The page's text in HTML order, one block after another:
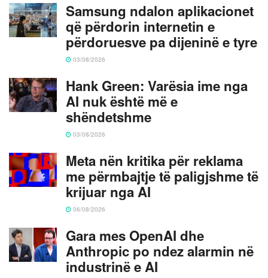
Samsung ndalon aplikacionet
që përdorin internetin e
përdoruesve pa dijeninë e tyre
03/08/2026
Hank Green: Varësia ime nga
AI nuk është më e
shëndetshme
03/08/2026
Meta nën kritika për reklama
me përmbajtje të paligjshme të
krijuar nga AI
06/08/2026
Gara mes OpenAI dhe
Anthropic po ndez alarmin në
industrinë e AI